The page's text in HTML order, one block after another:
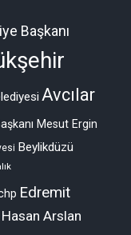
Başkanı
Avcılar
Mesut Ergin
Beylikdüzü
Edremit
Arslan